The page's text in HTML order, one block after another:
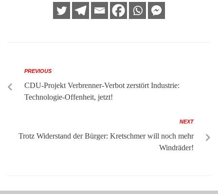
PREVIOUS
CDU-Projekt Verbrenner-Verbot zerstört Industrie:
Technologie-Offenheit, jetzt!
NEXT
Trotz Widerstand der Bürger: Kretschmer will noch mehr
Windräder!